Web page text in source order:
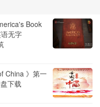
Book
无字
China 》第一
下载